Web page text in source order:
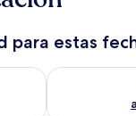
a para estas
ago 7 - ago 8
Consulta la